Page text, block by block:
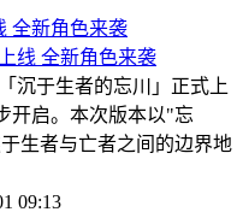
线 全新角色来袭
沉于生者的忘川」正式上
开启。本次版本以"忘
生者与亡者之间的边界地
09:13